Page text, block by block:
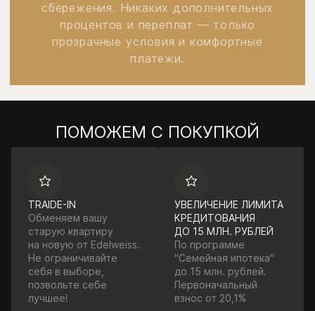
сбережения. Никаких дополнительных
процентов и переплат — только
прозрачные условия и комфортные
платежи.
ПОМОЖЕМ С ПОКУПКОЙ
TRAIDE-IN
Обменяем вашу
старую квартиру
на новую от Edelweiss.
Не ограничивайте
себя в выборе,
позвольте себе
лучшее!
УВЕЛИЧЕНИЕ ЛИМИТА
КРЕДИТОВАНИЯ
ДО 15 МЛН. РУБЛЕЙ
По программе
"Семейная ипотека"
до 15 млн. рублей.
Первоначальный
взнос от 20,1%